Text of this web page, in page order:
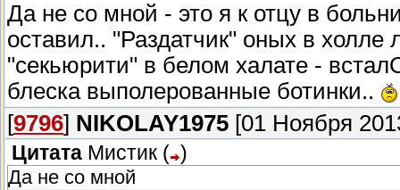
Да не со мной - это я к отцу в
оставил.. "Раздатчик" оных в
"секьюрити" в белом халате -
блеска выполерованные ботинки..
[9796] NIKOLAY1975 [01 Ноября
Цитата Мистик ( )
Да не со мной